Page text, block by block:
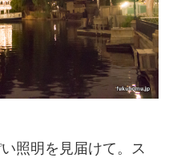
照明を見届けて。ス